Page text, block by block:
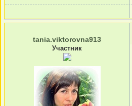
tania.viktorovna913
Участник